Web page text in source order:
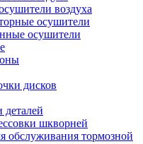
воздуха
осушители
осушители
дисков
шкворней
обслуживания тормозной